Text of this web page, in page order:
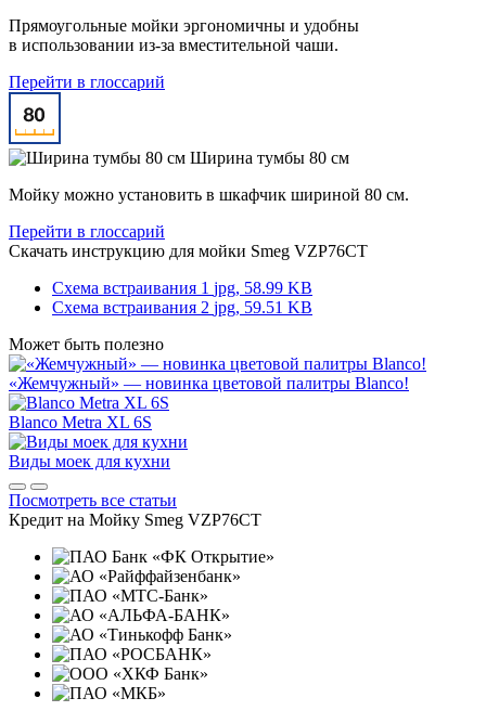
Прямоугольные мойки эргономичны и удобны
в использовании из-за вместительной чаши.
Перейти в глоссарий
Ширина тумбы 80 см
Мойку можно установить в шкафчик шириной 80 см.
Перейти в глоссарий
Скачать инструкцию для мойки Smeg VZP76CT
Схема встраивания 1 jpg, 58.99 KB
Схема встраивания 2 jpg, 59.51 KB
Может быть полезно
«Жемчужный» — новинка цветовой палитры Blanco!
Blanco Metra XL 6S
Виды моек для кухни
Посмотреть все статьи
Кредит на Мойку Smeg VZP76CT